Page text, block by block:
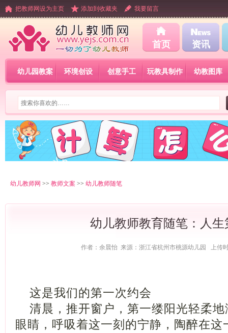
把教师网设为主页 添加到收藏夹 我要留言
首页 资讯
幼儿园教案 环境创设 创意手工 玩教具制作 幼教图库
幼儿教师网 >> 教师文案 >> 幼儿教师随笔
幼儿教师教育随笔：人生
作者：余晨怡 来源：浙江省杭州市桃源幼儿园 上传时
这是我们的第一次约会
清晨，推开窗户，第一缕阳光轻柔地
眼睛，呼吸着这一刻的宁静，陶醉在这